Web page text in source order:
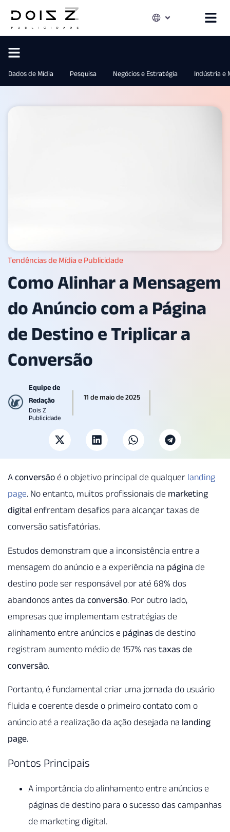
Dados de Mídia Pesquisa Negócios e Estratégia Indústria e
Tendências de Mídia e Publicidade
Como Alinhar a Mensagem
do Anúncio com a Página
de Destino e Triplicar a
Conversão
Equipe de
Redação
Dois Z
Publicidade
11 de maio de 2025
A conversão é o objetivo principal de qualquer landing
page. No entanto, muitos profissionais de marketing
digital enfrentam desafios para alcançar taxas de
conversão satisfatórias.
Estudos demonstram que a inconsistência entre a
mensagem do anúncio e a experiência na página de
destino pode ser responsável por até 68% dos
abandonos antes da conversão. Por outro lado,
empresas que implementam estratégias de
alinhamento entre anúncios e páginas de destino
registram aumento médio de 157% nas taxas de
conversão.
Portanto, é fundamental criar uma jornada do usuário
fluida e coerente desde o primeiro contato com o
anúncio até a realização da ação desejada na landing
page.
Pontos Principais
A importância do alinhamento entre anúncios e
páginas de destino para o sucesso das campanhas
de marketing digital.